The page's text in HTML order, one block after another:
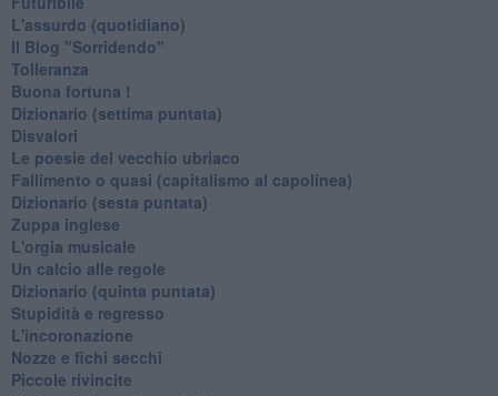
L'assurdo (quotidiano)
Il Blog "Sorridendo"
Tolleranza
Buona fortuna !
​Dizionario (settima puntata)
Disvalori
Le poesie del vecchio ubriaco
Fallimento o quasi (capitalismo al capolinea)
Dizionario (sesta puntata)
Zuppa inglese
L'orgia musicale
Un calcio alle regole
Dizionario (quinta puntata)
Stupidità e regresso
L'incoronazione
Nozze e fichi secchi
Piccole rivincite